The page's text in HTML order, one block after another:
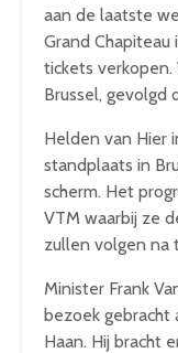
aan de laatste
Grand
tickets
Brussel, gevolgd
Helden van Hier
standplaats in
scherm. Het
VTM waarbij ze
zullen volgen na
Minister Frank
bezoek gebracht
Haan. Hij bracht